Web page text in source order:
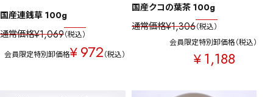
国産連銭草 100g
通常価格¥1,069 税込
会員限定特別卸価格¥ 972 税込
国産クコの葉茶 100g
通常価格¥1,306 税込
会員限定特別卸価格
¥1,188
税込